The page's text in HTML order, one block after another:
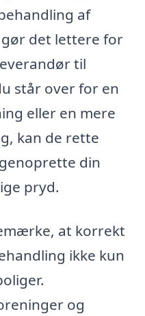
af
gør det lettere for
til
står over for en
eller en mere
kan de rette
din
pryd.
at korrekt
ikke kun
og